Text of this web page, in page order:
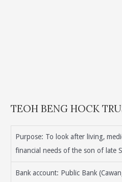
TEOH BENG HOCK
Purpose: To look after living,
financial needs of the son of late
Bank account: Public Bank